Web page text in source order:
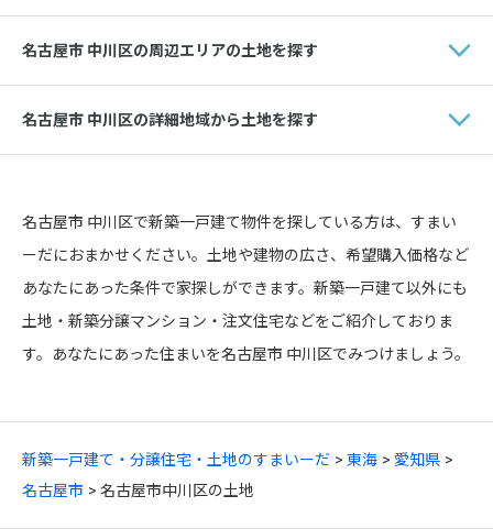
新築一戸建て・分譲住宅・土地のすまいーだ 東海
愛知県
名古屋市
名古屋市中川区の土地
名古屋市 中川区の周辺エリアの土地を探す
名古屋市 中川区の詳細地域から土地を探す
名古屋市 中川区で新築一戸建て物件を探している方は、すまい
ーだにおまかせください。土地や建物の広さ、希望購入価格など
あなたにあった条件で家探しができます。新築一戸建て以外にも
土地・新築分譲マンション・注文住宅などをご紹介しておりま
す。あなたにあった住まいを名古屋市 中川区でみつけましょう。